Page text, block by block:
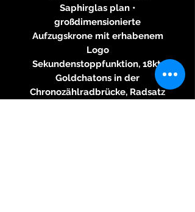
Saphirglas plan •
großdimensionierte
Aufzugskrone mit erhabenem
Logo
Sekundenstoppfunktion, 18kt.
Goldchatons in der
Chronozählradbrücke, Radsatz